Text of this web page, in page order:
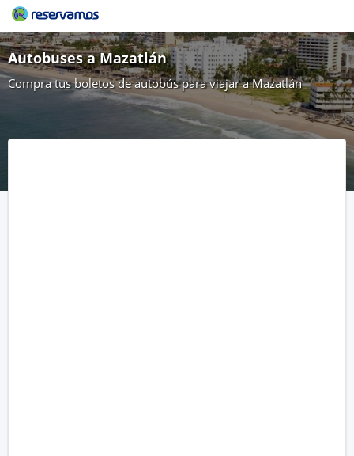
Autobuses a Mazatlán
Compra tus boletos de autobús para viajar a Mazatlán